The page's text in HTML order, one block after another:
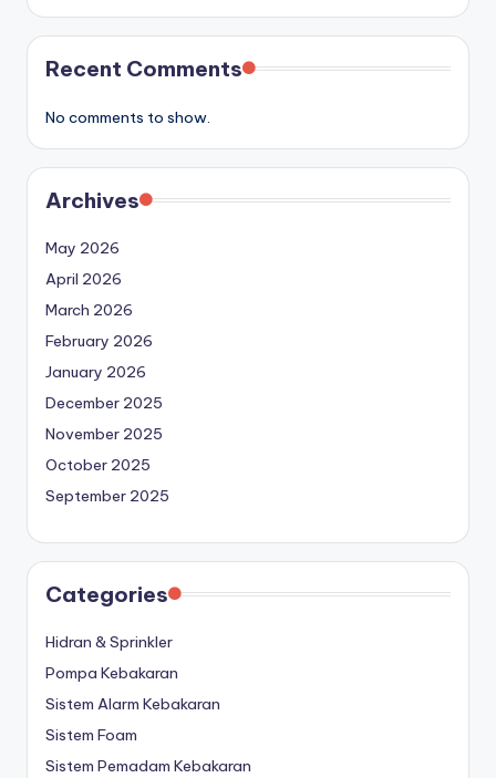
Recent Comments
No comments to show.
Archives
May 2026
April 2026
March 2026
February 2026
January 2026
December 2025
November 2025
October 2025
September 2025
Categories
Hidran & Sprinkler
Pompa Kebakaran
Sistem Alarm Kebakaran
Sistem Foam
Sistem Pemadam Kebakaran